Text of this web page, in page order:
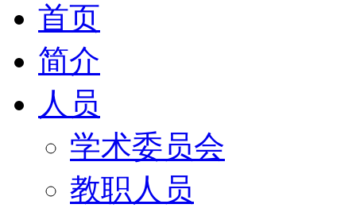
首页
简介
人员
学术委员会
教职人员